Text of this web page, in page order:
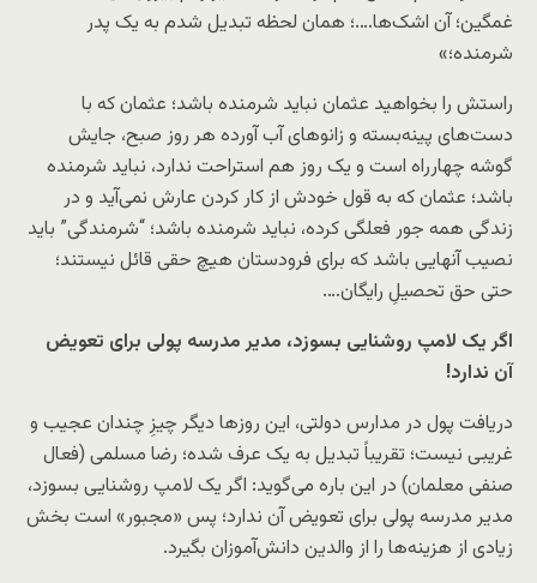
غمگین؛ آن اشک‌ها….؛ همان لحظه تبدیل شدم به یک پدر
شرمنده؛»
راستش را بخواهید عثمان نباید شرمنده باشد؛ عثمان که با
دست‌های پینه‌بسته و زانوهای آب آورده هر روز صبح، جایش
گوشه چهارراه است و یک روز هم استراحت ندارد، نباید شرمنده
باشد؛ عثمان که به قول خودش از کار کردن عارش نمی‌آید و در
زندگی همه جور فعلگی کرده، نباید شرمنده باشد؛ “شرمندگی” باید
نصیب آنهایی باشد که برای فرودستان هیچ حقی قائل نیستند؛
حتی حق تحصیلِ رایگان….
اگر یک لامپ روشنایی بسوزد، مدیر مدرسه پولی برای تعویض
آن ندارد!
دریافت پول در مدارس دولتی، این روزها دیگر چیزِ چندان عجیب و
غریبی نیست؛ تقریباً تبدیل به یک عرف شده؛ رضا مسلمی (فعال
صنفی معلمان) در این باره می‌گوید: اگر یک لامپ روشنایی بسوزد،
مدیر مدرسه پولی برای تعویض آن ندارد؛ پس «مجبور» است بخش
زیادی از هزینه‌ها را از والدین دانش‌آموزان بگیرد.